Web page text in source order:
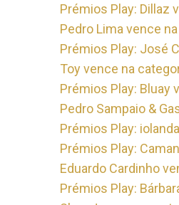
Prémios Play: Dillaz
Pedro Lima vence
Prémios Play: José
Toy vence na
Prémios Play: Bluay
Pedro Sampaio &
Prémios Play:
Prémios Play:
Eduardo Cardinho
Prémios Play: